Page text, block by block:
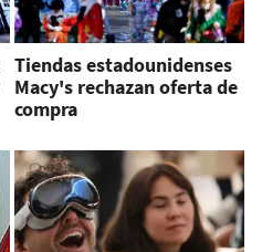
Tiendas estadounidenses
Macy's rechazan oferta de
compra